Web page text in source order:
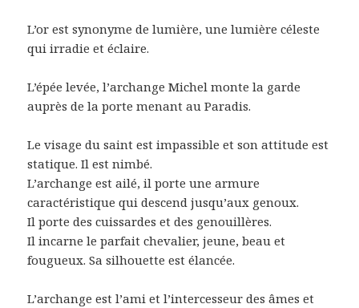
L’or est synonyme de lumière, une lumière céleste
qui irradie et éclaire.
L’épée levée, l’archange Michel monte la garde
auprès de la porte menant au Paradis.
Le visage du saint est impassible et son attitude est
statique. Il est nimbé.
L’archange est ailé, il porte une armure
caractéristique qui descend jusqu’aux genoux.
Il porte des cuissardes et des genouillères.
Il incarne le parfait chevalier, jeune, beau et
fougueux. Sa silhouette est élancée.
L’archange est l’ami et l’intercesseur des âmes et